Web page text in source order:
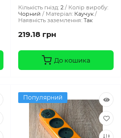
Кількість гнізд: 2
Колір виробу:
Чорний
Матеріал: Каучук
Наявність заземлення: Так
219.18 грн
До кошика
Популярний